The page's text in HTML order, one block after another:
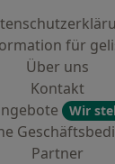
für
Über uns
Kontakt
Wir
Partner